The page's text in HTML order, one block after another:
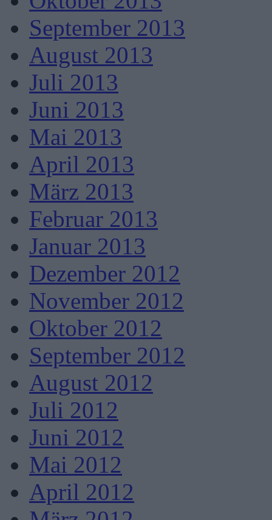
September 2013
August 2013
Juli 2013
Juni 2013
Mai 2013
April 2013
März 2013
Februar 2013
Januar 2013
Dezember 2012
November 2012
Oktober 2012
September 2012
August 2012
Juli 2012
Juni 2012
Mai 2012
April 2012